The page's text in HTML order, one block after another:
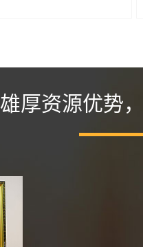
雄厚资源优势